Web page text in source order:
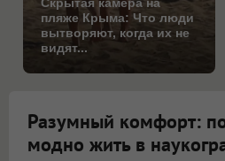
пляже Крыма: Что люди
вытворяют, когда их не
видят...
Разумный комфорт:
модно жить в